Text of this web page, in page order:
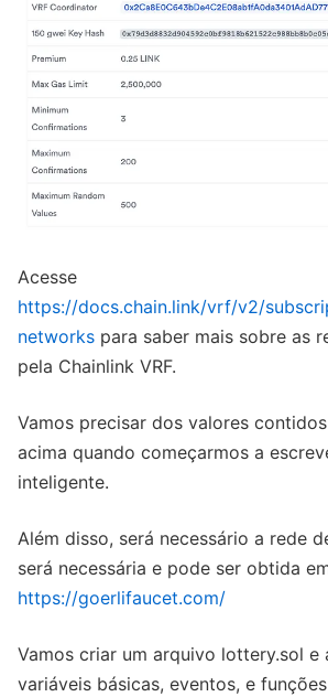
Acesse
https://docs.chain.link/vrf/v2/
networks para saber mais sobre as
pela Chainlink VRF.
Vamos precisar dos valores
acima quando começarmos a
inteligente.
Além disso, será necessário a rede
será necessária e pode ser obtida
https://goerlifaucet.com/
Vamos criar um arquivo lottery.sol e
variáveis básicas, eventos, e